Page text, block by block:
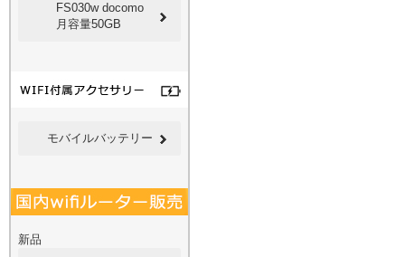
FS030w docomo
月容量50GB
モバイルバッテリー
新品